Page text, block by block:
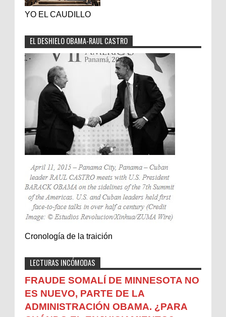
YO EL CAUDILLO
EL DESHIELO OBAMA-RAUL CASTRO
Cronología de la traición
LECTURAS INCÓMODAS
FRAUDE SOMALÍ DE MINNESOTA NO
ES NUEVO, PARTE DE LA
ADMINISTRACIÓN OBAMA. ¿PARA